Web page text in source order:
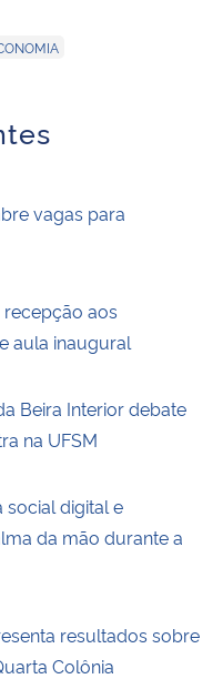
vagas para
aos
aula inaugural
Beira Interior debate
na UFSM
social digital e
da mão durante a
resultados sobre
Colônia